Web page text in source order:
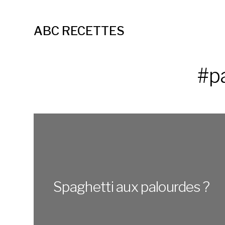
ABC RECETTES
Spaghetti aux palourdes ?